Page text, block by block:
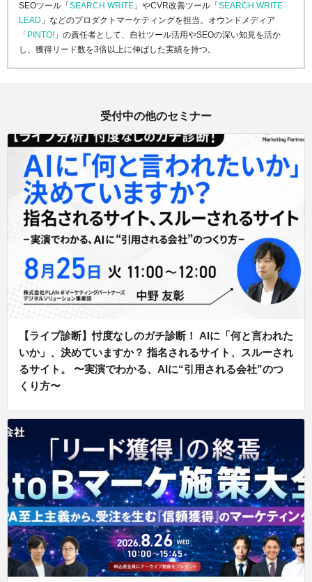
SEOツール「 SEARCH WRITE 」やCVR改善ツール「 SEARCH WRITE
LEAD 」などのプロダクトマーケティングを担当。オウンドメディア
「 PINTO! 」の責任者として、自社ツール活用やSEOの深い知見を活か
し、獲得リード数を3倍以上に伸ばした実績を持つ。
受付中の他のセミナー
【ライブ診断】忖度なしのガチ診断！ AIに「何と言われた
いか」、決めていますか？ 指名されるサイト、スルーされ
るサイト。 〜実演でわかる、AIに“引用される会社”のつ
くり方〜